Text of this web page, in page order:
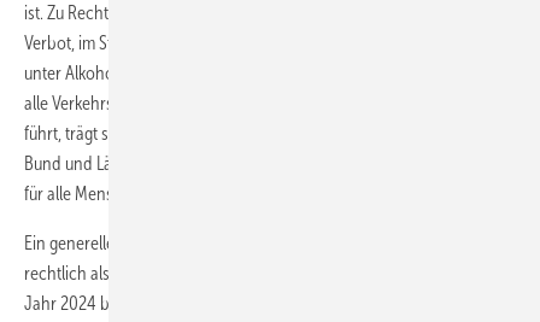
ist. Zu Recht besteht für junge Fahrzeugführende in der Probezeit das
Verbot, im Straßenverkehr Alkohol zu konsumieren oder eine Fahrt
unter Alkoholeinfluss anzutreten. Diese Logik muss konsequent auf
alle Verkehrsteilnehmenden übertragen werden. Wer ein Fahrzeug
führt, trägt schließlich immer Verantwortung für Menschenleben.
Bund und Länder müssen handeln und ein absolutes Alkoholverbot
für alle Menschen am Steuer durchsetzen.“
Ein generelles Alkoholverbot würde auch für E-Scooter gelten, die
rechtlich als Kraftfahrzeuge eingestuft sind. Laut Destatis wurde im
Jahr 2024 bei etwa 12 Prozent der rund 11.900 E-Scooter-Unfälle ein